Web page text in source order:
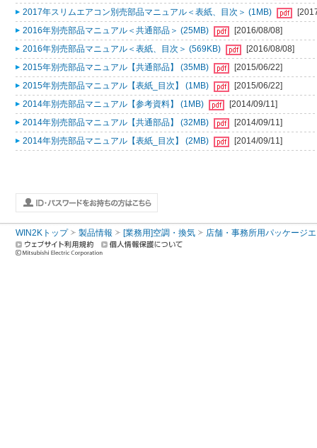
2017年スリムエアコン別売部品マニュアル＜表紙、目次＞ (1MB)
2016年別売部品マニュアル＜共通部品＞ (25MB)
[2016/08/08]
2016年別売部品マニュアル＜表紙、目次＞ (569KB)
[2016/08/08]
2015年別売部品マニュアル【共通部品】 (35MB)
[2015/06/22]
2015年別売部品マニュアル【表紙_目次】 (1MB)
[2015/06/22]
2014年別売部品マニュアル【参考資料】 (1MB)
[2014/09/11]
2014年別売部品マニュアル【共通部品】 (32MB)
[2014/09/11]
2014年別売部品マニュアル【表紙_目次】 (2MB)
[2014/09/11]
WIN2Kトップ 製品情報 [業務用]空調・換気 店舗・事務所用パッケージ